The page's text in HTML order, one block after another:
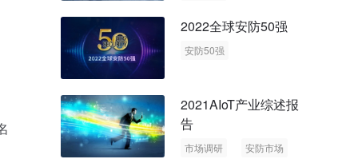
2022全球安防50强
安防50强
2021AIoT产业综述报
告
市场调研
安防市场